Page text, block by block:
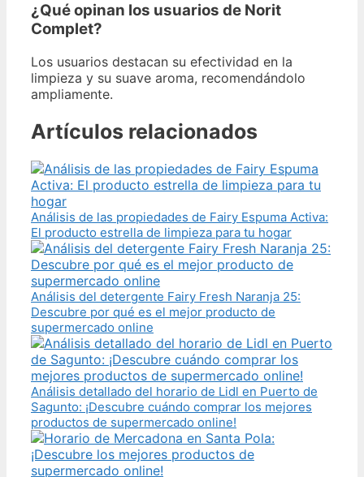
¿Qué opinan los usuarios de Norit
Complet?
Los usuarios destacan su efectividad en la
limpieza y su suave aroma, recomendándolo
ampliamente.
Artículos relacionados
Análisis de las propiedades de Fairy Espuma Activa:
El producto estrella de limpieza para tu hogar
Análisis del detergente Fairy Fresh Naranja 25:
Descubre por qué es el mejor producto de
supermercado online
Análisis detallado del horario de Lidl en Puerto de
Sagunto: ¡Descubre cuándo comprar los mejores
productos de supermercado online!